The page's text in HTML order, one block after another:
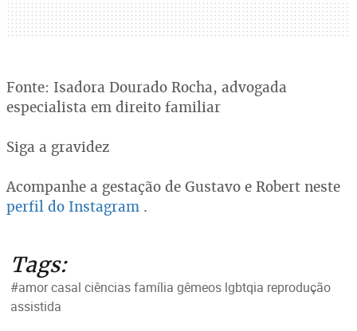
Fonte: Isadora Dourado Rocha, advogada
especialista em direito familiar
Siga a gravidez
Acompanhe a gestação de Gustavo e Robert neste
perfil do Instagram .
Tags:
#amor casal ciências família gêmeos lgbtqia reprodução
assistida